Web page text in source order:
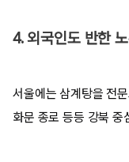
4. 외국인도 반한
서울에는 삼계탕을 전
화문 종로 등등 강북 중